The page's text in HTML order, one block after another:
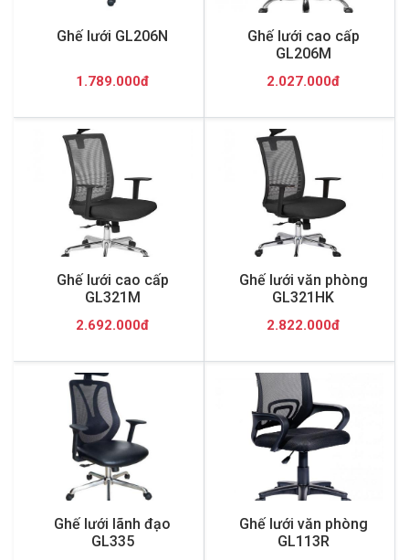
Ghế lưới GL206N
1.789.000đ
Ghế lưới cao cấp
GL206M
2.027.000đ
Ghế lưới cao cấp
GL321M
2.692.000đ
Ghế lưới văn phòng
GL321HK
2.822.000đ
Ghế lưới lãnh đạo
GL335
Ghế lưới văn phòng
GL113R